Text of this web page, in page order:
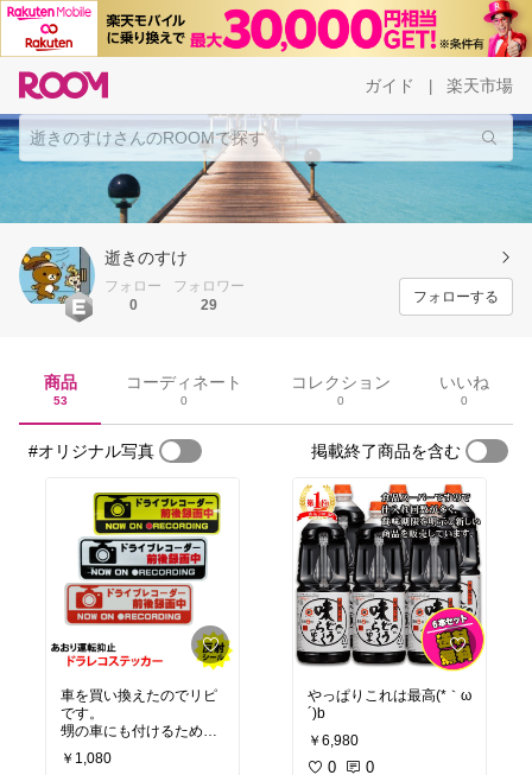
ガイド 楽天市場
逝きのすけ
フォロー
0
フォロワー
29
フォローする
商品
53
コーディネート
0
コレクション
0
いいね
0
#オリジナル写真 掲載終了商品を含む
車を買い換えたのでリピ
です。
甥の車にも付けるため
に、まとめて買いました
￥1,080
やっぱりこれは最高(*｀ω
´)b
￥6,980
0 0